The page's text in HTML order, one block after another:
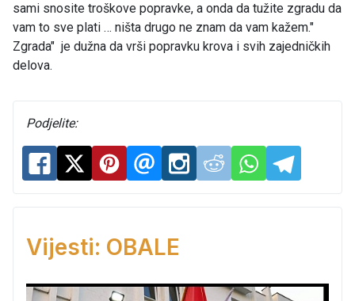
sami snosite troškove popravke, a onda da tužite zgradu da
vam to sve plati … ništa drugo ne znam da vam kažem."
Zgrada" je dužna da vrši popravku krova i svih zajedničkih
delova.
Podjelite:
Vijesti: OBALE